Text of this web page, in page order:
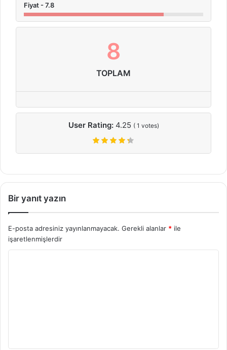
Fiyat - 7.8
8
TOPLAM
User Rating: 4.25 ( 1 votes)
Bir yanıt yazın
E-posta adresiniz yayınlanmayacak. Gerekli alanlar * ile
işaretlenmişlerdir